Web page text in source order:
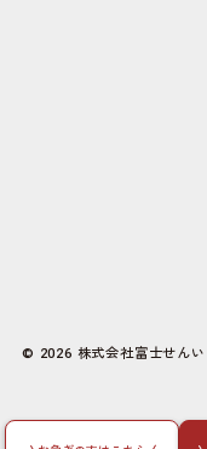
© 2026 株式会社富士せんい